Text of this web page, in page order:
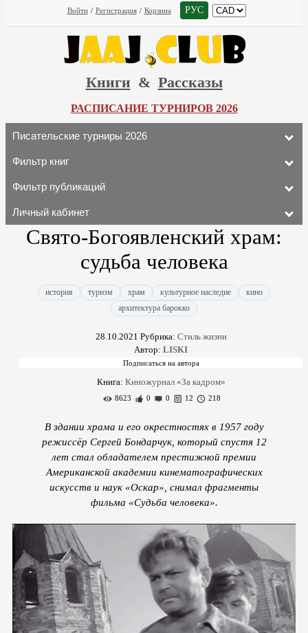
Войти / Регистрация / Корзина РУС
Книги & Рассказы
РАСПИСАНИЕ ТУРНИРОВ 2026
Писательские турниры 2026
Фильтр книг
Фильтр публикаций
Личный кабинет
Свято-Богоявленский храм:
судьба человека
история туризм храм культурное наследие
кино
архитектура барокко
28.10.2021 Рубрика: Стиль жизни
Автор: LISKI
Книга: Киножурнал «За кадром»
8623 0 0 12 218
В здании храма и его окрестностях в 1957 году
режиссёр Сергей Бондарчук, который спустя 12
лет стал обладателем престижной премии
Американской академии кинематографических
искусств и наук «Оскар», снимал фрагменты
фильма «Судьба человека».